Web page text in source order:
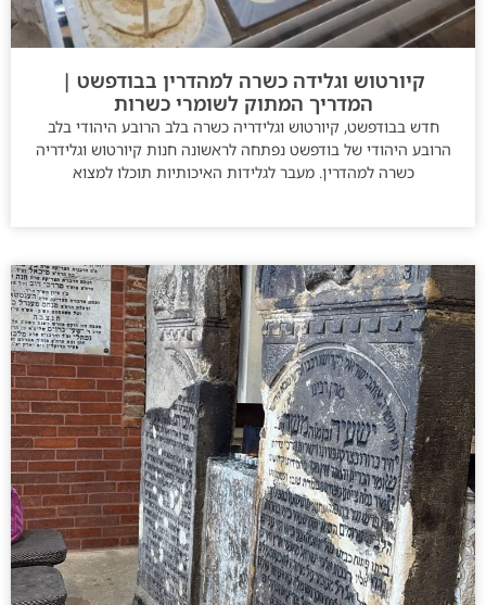
קיורטוש וגלידה כשרה למהדרין בבודפשט |
המדריך המתוק לשומרי כשרות
חדש בבודפשט, קיורטוש וגלידריה כשרה בלב הרובע היהודי בלב
הרובע היהודי של בודפשט נפתחה לראשונה חנות קיורטוש וגלידריה
כשרה למהדרין. מעבר לגלידות האיכותיות תוכלו למצוא